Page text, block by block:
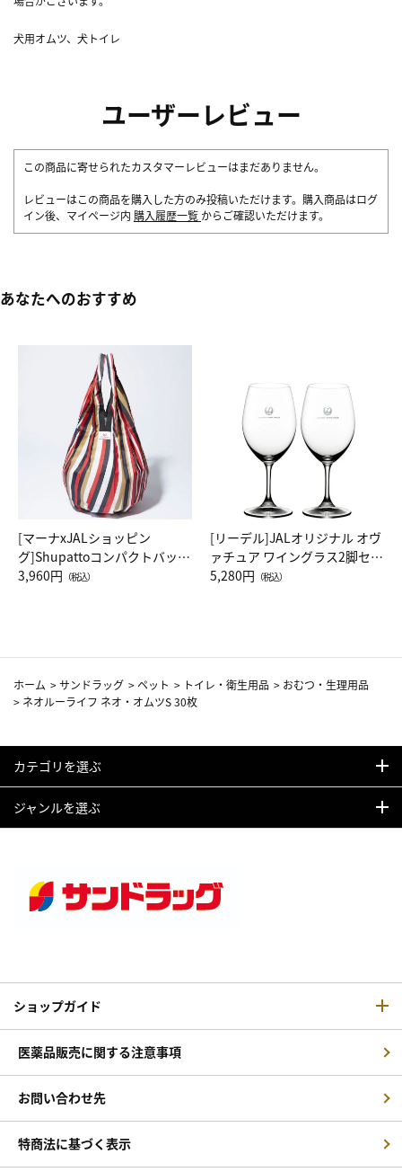
犬用オムツ、犬トイレ
ユーザーレビュー
この商品に寄せられたカスタマーレビューはまだありません。
レビューはこの商品を購入した方のみ投稿いただけます。購入商品はログ
イン後、マイページ内 購入履歴一覧 からご確認いただけます。
あなたへのおすすめ
[マーナxJALショッピン
グ]Shupattoコンパクトバッグ
Drop JAL客室乗務員（LC）ス
3,960円 （税込）
[リーデル]JALオリジナル オヴ
ァチュア ワイングラス2脚セッ
ト（レッドワイン）
5,280円 （税込）
ホーム >サンドラッグ >ペット > トイレ・衛生用品 > おむつ・生理用品
> ネオルーライフ ネオ・オムツS 30枚
カテゴリを選ぶ
ジャンルを選ぶ
ショップガイド
医薬品販売に関する注意事項
お問い合わせ先
特商法に基づく表示